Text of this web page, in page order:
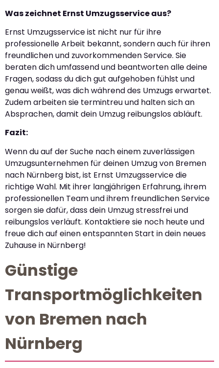
Was zeichnet Ernst Umzugsservice aus?
Ernst Umzugsservice ist nicht nur für ihre
professionelle Arbeit bekannt, sondern auch für ihren
freundlichen und zuvorkommenden Service. Sie
beraten dich umfassend und beantworten alle deine
Fragen, sodass du dich gut aufgehoben fühlst und
genau weißt, was dich während des Umzugs erwartet.
Zudem arbeiten sie termintreu und halten sich an
Absprachen, damit dein Umzug reibungslos abläuft.
Fazit:
Wenn du auf der Suche nach einem zuverlässigen
Umzugsunternehmen für deinen Umzug von Bremen
nach Nürnberg bist, ist Ernst Umzugsservice die
richtige Wahl. Mit ihrer langjährigen Erfahrung, ihrem
professionellen Team und ihrem freundlichen Service
sorgen sie dafür, dass dein Umzug stressfrei und
reibungslos verläuft. Kontaktiere sie noch heute und
freue dich auf einen entspannten Start in dein neues
Zuhause in Nürnberg!
Günstige
Transportmöglichkeiten
von Bremen nach
Nürnberg